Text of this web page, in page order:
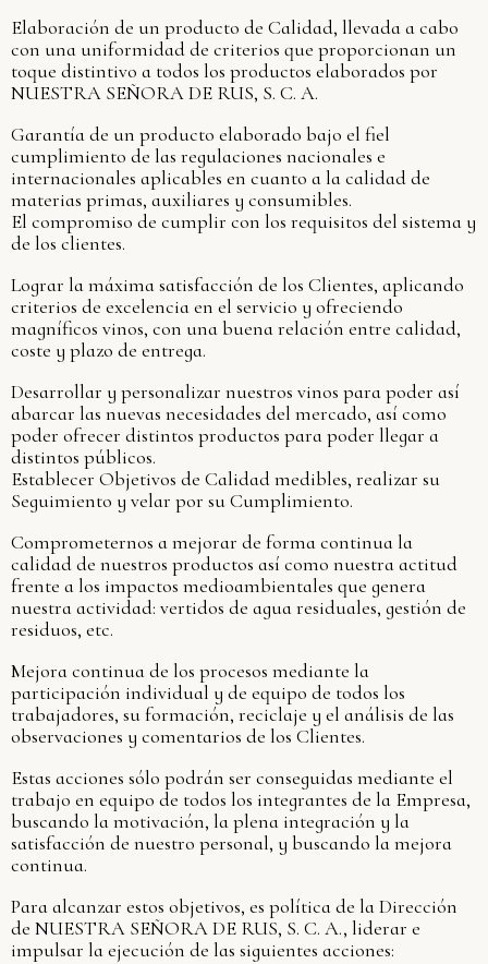
Elaboración de un producto de Calidad, llevada a cabo
con una uniformidad de criterios que proporcionan un
toque distintivo a todos los productos elaborados por
NUESTRA SEÑORA DE RUS, S. C. A.
Garantía de un producto elaborado bajo el fiel
cumplimiento de las regulaciones nacionales e
internacionales aplicables en cuanto a la calidad de
materias primas, auxiliares y consumibles.
El compromiso de cumplir con los requisitos del sistema y
de los clientes.
Lograr la máxima satisfacción de los Clientes, aplicando
criterios de excelencia en el servicio y ofreciendo
magníficos vinos, con una buena relación entre calidad,
coste y plazo de entrega.
Desarrollar y personalizar nuestros vinos para poder así
abarcar las nuevas necesidades del mercado, así como
poder ofrecer distintos productos para poder llegar a
distintos públicos.
Establecer Objetivos de Calidad medibles, realizar su
Seguimiento y velar por su Cumplimiento.
Comprometernos a mejorar de forma continua la
calidad de nuestros productos así como nuestra actitud
frente a los impactos medioambientales que genera
nuestra actividad: vertidos de agua residuales, gestión de
residuos, etc.
Mejora continua de los procesos mediante la
participación individual y de equipo de todos los
trabajadores, su formación, reciclaje y el análisis de las
observaciones y comentarios de los Clientes.
Estas acciones sólo podrán ser conseguidas mediante el
trabajo en equipo de todos los integrantes de la Empresa,
buscando la motivación, la plena integración y la
satisfacción de nuestro personal, y buscando la mejora
continua.
Para alcanzar estos objetivos, es política de la Dirección
de NUESTRA SEÑORA DE RUS, S. C. A., liderar e
impulsar la ejecución de las siguientes acciones: